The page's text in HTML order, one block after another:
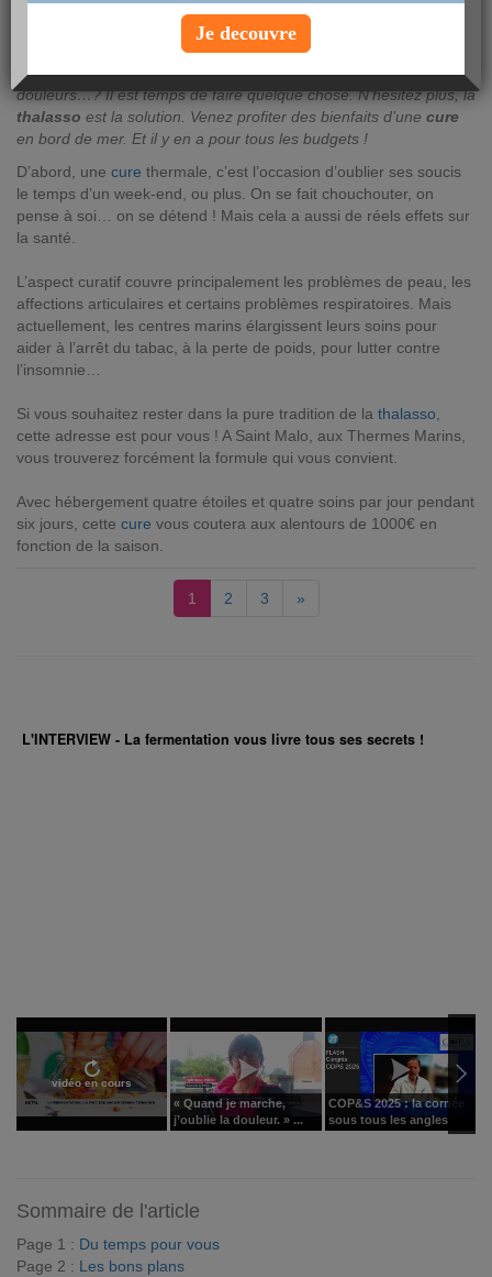
AUTEUR : Anna Montauban
Vous vous sentez fatigué, vous commencez à ressentir quelques
douleurs…? Il est temps de faire quelque chose. N’hésitez plus, la
thalasso est la solution. Venez profiter des bienfaits d’une cure
en bord de mer. Et il y en a pour tous les budgets !
D’abord, une cure thermale, c’est l’occasion d’oublier ses soucis
le temps d’un week-end, ou plus. On se fait chouchouter, on
pense à soi… on se détend ! Mais cela a aussi de réels effets sur
la santé.
L’aspect curatif couvre principalement les problèmes de peau, les
affections articulaires et certains problèmes respiratoires. Mais
actuellement, les centres marins élargissent leurs soins pour
aider à l’arrêt du tabac, à la perte de poids, pour lutter contre
l’insomnie…
Si vous souhaitez rester dans la pure tradition de la thalasso
cette adresse est pour vous ! A Saint Malo, aux Thermes Marins,
vous trouverez forcément la formule qui vous convient.
Avec hébergement quatre étoiles et quatre soins par jour pendant
six jours, cette cure vous coutera aux alentours de 1000€ en
fonction de la saison.
1 2 3 »
L'INTERVIEW - La fermentation vous livre tous ses secrets !
vidéo en cours
« Quand je marche,
j’oublie la douleur. » ...
COP&S 2025 : la cornée
sous tous les angles
Sommaire de l'article
Page 1 : Du temps pour vous
Page 2 : Les bons plans
Je decouvre